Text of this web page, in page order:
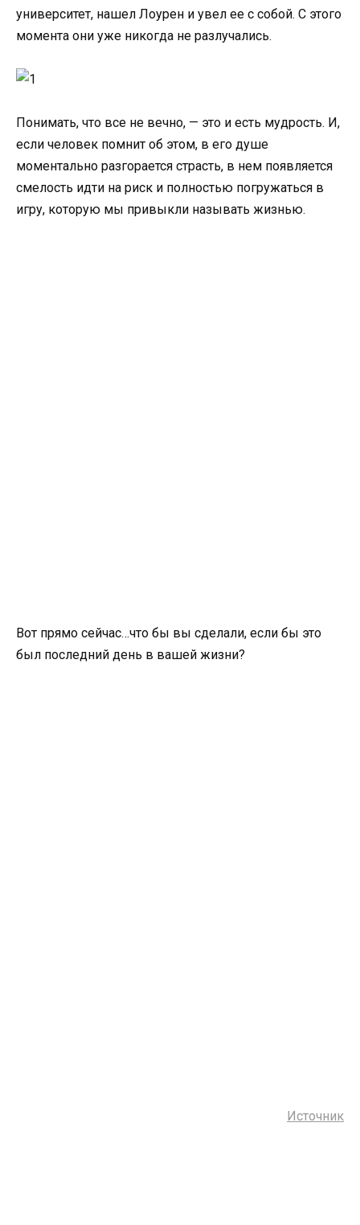
университет, нашел Лоурен и увел ее с собой. С этого
момента они уже никогда не разлучались.
Понимать, что все не вечно, — это и есть мудрость. И,
если человек помнит об этом, в его душе
моментально разгорается страсть, в нем появляется
смелость идти на риск и полностью погружаться в
игру, которую мы привыкли называть жизнью.
Вот прямо сейчас…что бы вы сделали, если бы это
был последний день в вашей жизни?
Источник